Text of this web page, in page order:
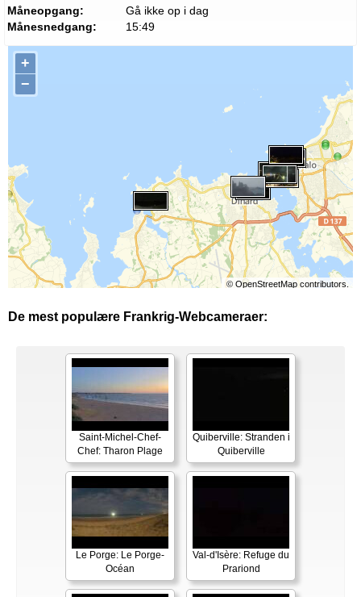
Måneopgang:
Gå ikke op i dag
Månesnedgang:
15:49
+
−
© OpenStreetMapcontributors.
De mest populære Frankrig-Webcameraer:
Saint-Michel-Chef-
Chef: Tharon Plage
Quiberville: Stranden i
Quiberville
Le Porge: Le Porge-
Océan
Val-d'Isère: Refuge du
Prariond